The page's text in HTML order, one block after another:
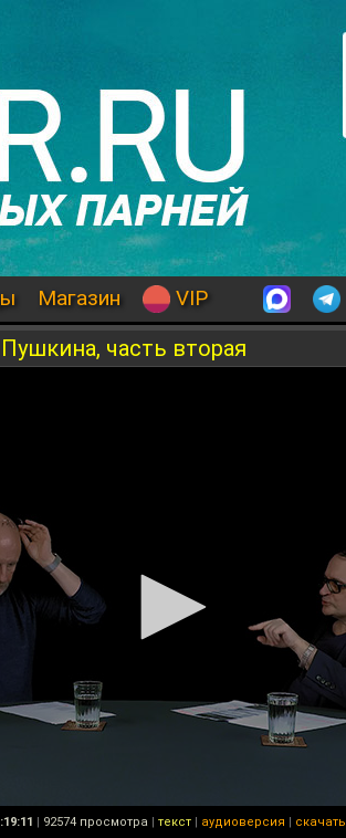
Магазин VIP
часть вторая
| 92574 просмотра | текст | аудиоверсия | скачать